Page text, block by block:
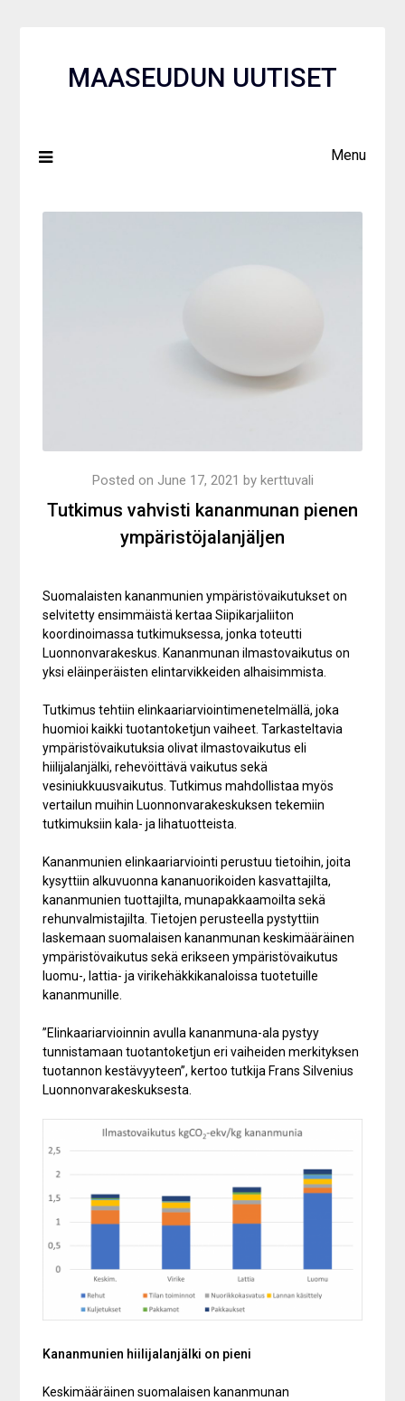
MAASEUDUN UUTISET
Menu
Tutkimus vahvisti kananmunan pienen
ympäristöjalanjäljen
Posted on June 17, 2021 by kerttuvali
Suomalaisten kananmunien ympäristövaikutukset on
selvitetty ensimmäistä kertaa Siipikarjaliiton
koordinoimassa tutkimuksessa, jonka toteutti
Luonnonvarakeskus. Kananmunan ilmastovaikutus on
yksi eläinperäisten elintarvikkeiden alhaisimmista.
Tutkimus tehtiin elinkaariarviointimenetelmällä, joka
huomioi kaikki tuotantoketjun vaiheet. Tarkasteltavia
ympäristövaikutuksia olivat ilmastovaikutus eli
hiilijalanjälki, rehevöittävä vaikutus sekä
vesiniukkuusvaikutus. Tutkimus mahdollistaa myös
vertailun muihin Luonnonvarakeskuksen tekemiin
tutkimuksiin kala- ja lihatuotteista.
Kananmunien elinkaariarviointi perustuu tietoihin, joita
kysyttiin alkuvuonna kananuorikoiden kasvattajilta,
kananmunien tuottajilta, munapakkaamoilta sekä
rehunvalmistajilta. Tietojen perusteella pystyttiin
laskemaan suomalaisen kananmunan keskimääräinen
ympäristövaikutus sekä erikseen ympäristövaikutus
luomu-, lattia- ja virikehäkkikanaloissa tuotetuille
kananmunille.
”Elinkaariarvioinnin avulla kananmuna-ala pystyy
tunnistamaan tuotantoketjun eri vaiheiden merkityksen
tuotannon kestävyyteen”, kertoo tutkija Frans Silvenius
Luonnonvarakeskuksesta.
Kananmunien hiilijalanjälki on pieni
Keskimääräinen suomalaisen kananmunan